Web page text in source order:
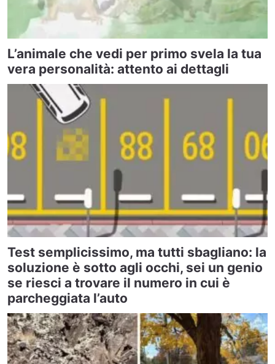
L’animale che vedi per primo svela la tua
vera personalità: attento ai dettagli
Test semplicissimo, ma tutti sbagliano: la
soluzione è sotto agli occhi, sei un genio
se riesci a trovare il numero in cui è
parcheggiata l’auto